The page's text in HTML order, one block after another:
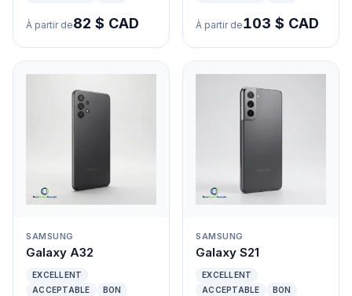
À partir de82 $ CAD À partir de103 $ CAD
SAMSUNG
Galaxy A32
EXCELLENT
ACCEPTABLE
BON
SAMSUNG
Galaxy S21
EXCELLENT
ACCEPTABLE
BON